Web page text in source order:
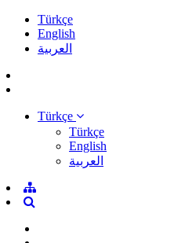
Türkçe
English
العربية
Türkçe
Türkçe
English
العربية